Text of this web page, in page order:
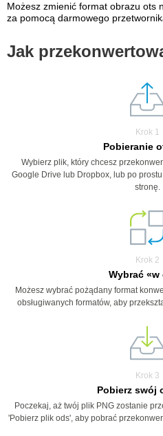
Możesz zmienić format obrazu ots
za pomocą darmowego
Jak
Krok 1
Pobieranie
Wybierz plik, który chcesz
Google Drive lub Dropbox, lub po
stronę.
Krok 2
Wybrać «w
Możesz wybrać pożądany format
obsługiwanych formatów, aby
Krok 3
Pobierz swój
Poczekaj, aż twój plik PNG zostanie
'Pobierz plik ods', aby pobrać